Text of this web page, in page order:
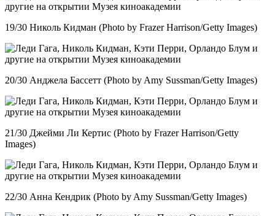
19/30 Николь Кидман (Photo by Frazer Harrison/Getty Images)
20/30 Анджела Бассетт (Photo by Amy Sussman/Getty Images)
21/30 Джейми Ли Кертис (Photo by Frazer Harrison/Getty
Images)
22/30 Анна Кендрик (Photo by Amy Sussman/Getty Images)